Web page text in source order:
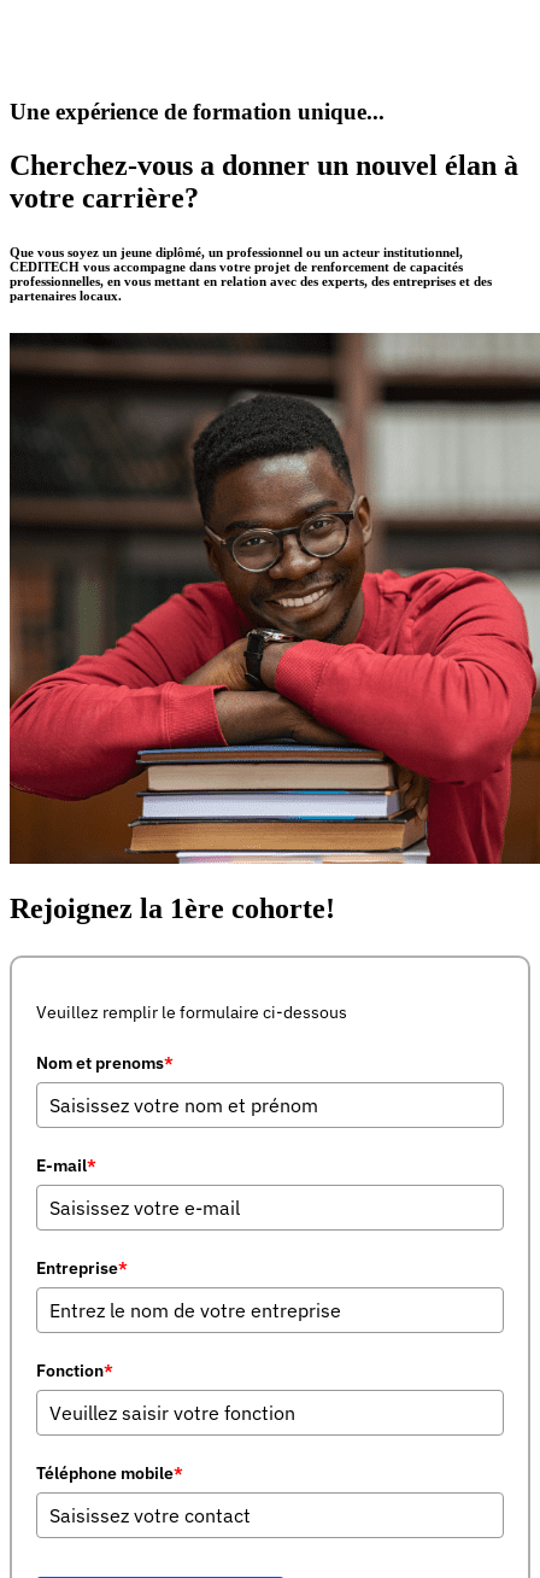
Une expérience de formation unique...
Cherchez-vous a donner un nouvel élan à
votre carrière?
Que vous soyez un jeune diplômé, un professionnel ou un acteur institutionnel,
CEDITECH vous accompagne dans votre projet de renforcement de capacités
professionnelles, en vous mettant en relation avec des experts, des entreprises et des
partenaires locaux.
Rejoignez la 1ère cohorte!
Veuillez remplir le formulaire ci-dessous
Nom et prenoms*
E-mail*
Entreprise*
Fonction*
Téléphone mobile*